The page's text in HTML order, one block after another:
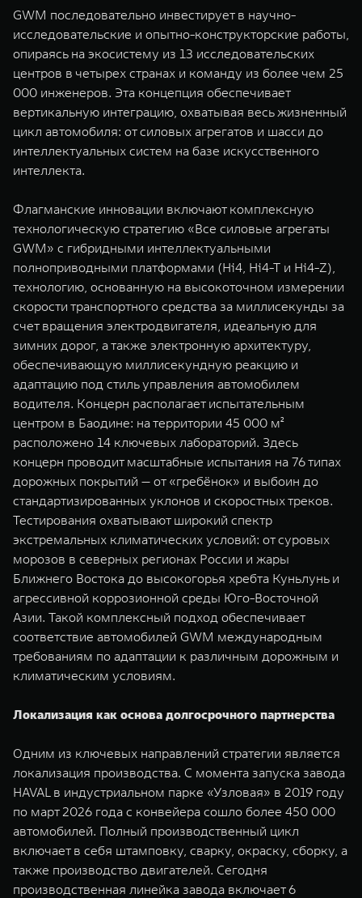
GWM последовательно инвестирует в научно-
исследовательские и опытно-конструкторские работы,
опираясь на экосистему из 13 исследовательских
центров в четырех странах и команду из более чем 25
000 инженеров. Эта концепция обеспечивает
вертикальную интеграцию, охватывая весь жизненный
цикл автомобиля: от силовых агрегатов и шасси до
интеллектуальных систем на базе искусственного
интеллекта.
Флагманские инновации включают комплексную
технологическую стратегию «Все силовые агрегаты
GWM» с гибридными интеллектуальными
полноприводными платформами (Hi4, Hi4-T и Hi4-Z),
технологию, основанную на высокоточном измерении
скорости транспортного средства за миллисекунды за
счет вращения электродвигателя, идеальную для
зимних дорог, а также электронную архитектуру,
обеспечивающую миллисекундную реакцию и
адаптацию под стиль управления автомобилем
водителя. Концерн располагает испытательным
центром в Баодине: на территории 45 000 м²
расположено 14 ключевых лабораторий. Здесь
концерн проводит масштабные испытания на 76 типах
дорожных покрытий — от «гребёнок» и выбоин до
стандартизированных уклонов и скоростных треков.
Тестирования охватывают широкий спектр
экстремальных климатических условий: от суровых
морозов в северных регионах России и жары
Ближнего Востока до высокогорья хребта Куньлунь и
агрессивной коррозионной среды Юго-Восточной
Азии. Такой комплексный подход обеспечивает
соответствие автомобилей GWM международным
требованиям по адаптации к различным дорожным и
климатическим условиям.
Локализация как основа долгосрочного партнерства
Одним из ключевых направлений стратегии является
локализация производства. С момента запуска завода
HAVAL в индустриальном парке «Узловая» в 2019 году
по март 2026 года с конвейера сошло более 450 000
автомобилей. Полный производственный цикл
включает в себя штамповку, сварку, окраску, сборку, а
также производство двигателей. Сегодня
производственная линейка завода включает 6